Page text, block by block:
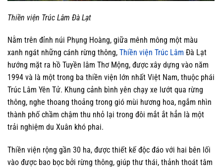
Thiền viện Trúc Lâm Đà Lạt
Nằm trên đỉnh núi Phụng Hoàng, giữa mênh mông một màu
xanh ngát những cánh rừng thông, Thiền viện Trúc Lâm Đà Lạt
hướng mặt ra hồ Tuyền lâm Thơ Mộng, được xây dựng vào năm
1994 và là một trong ba thiền viện lớn nhất Việt Nam, thuộc phái
Trúc Lâm Yên Tử. Khung cảnh bình yên chạy xe lướt qua rừng
thông, nghe thoang thoảng trong gió mùi hương hoa, ngắm nhìn
thành phố chầm chậm thu nhỏ lại trong đôi mắt ắt hẳn là một
trải nghiệm du Xuân khó phai.
Thiền viện rộng gần 30 ha, được thiết kế độc đáo với hai bên lối
vào được bao bọc bởi rừng thông, giúp thư thái, thảnh thoát tâm